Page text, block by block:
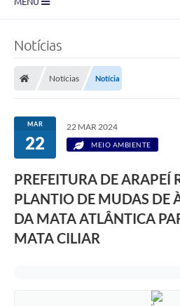
Legislação
Turismo
Editais
Planos
Notícias
Notícias Notícia
MAR
22
22 MAR 2024
MEIO AMBIENTE
PREFEITURA DE ARAPEÍ
PLANTIO DE MUDAS DE
DA MATA ATLÂNTICA
MATA CILIAR